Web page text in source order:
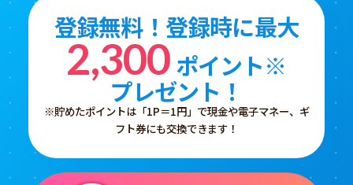
登録無料！登録時に最大
2,300ポイント※
プレゼント！
※貯めたポイントは「1P＝1円」で現金や電子マネー、ギ
フト券にも交換できます！